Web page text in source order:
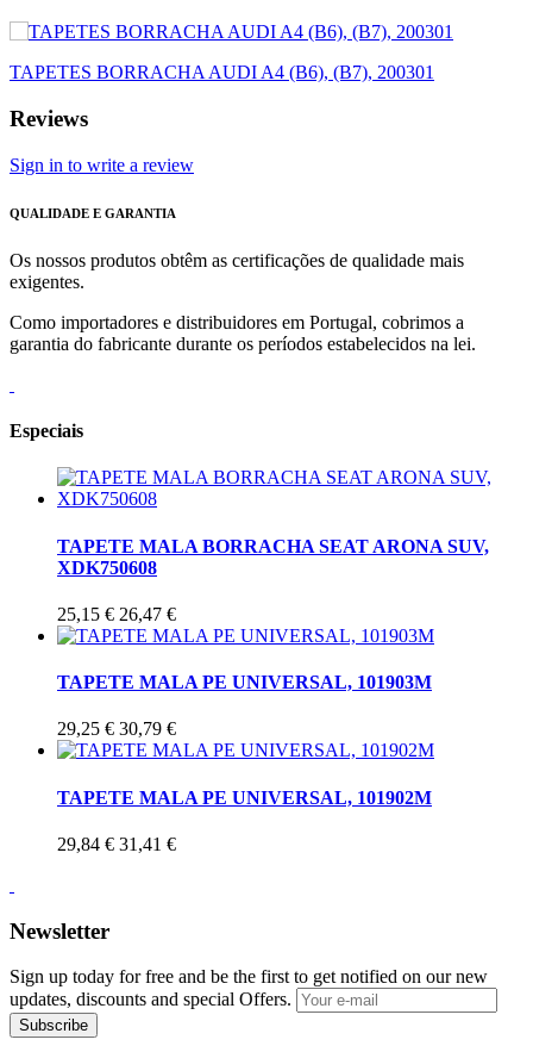
TAPETES BORRACHA AUDI A4 (B6), (B7), 200301
Reviews
Sign in to write a review
QUALIDADE E GARANTIA
Os nossos produtos obtêm as certificações de qualidade mais
exigentes.
Como importadores e distribuidores em Portugal, cobrimos a
garantia do fabricante durante os períodos estabelecidos na lei.
Especiais
TAPETE MALA BORRACHA SEAT ARONA SUV,
XDK750608
25,15 € 26,47 €
TAPETE MALA PE UNIVERSAL, 101903M
29,25 € 30,79 €
TAPETE MALA PE UNIVERSAL, 101902M
29,84 € 31,41 €
Newsletter
Sign up today for free and be the first to get notified on our new
updates, discounts and special Offers.
Subscribe